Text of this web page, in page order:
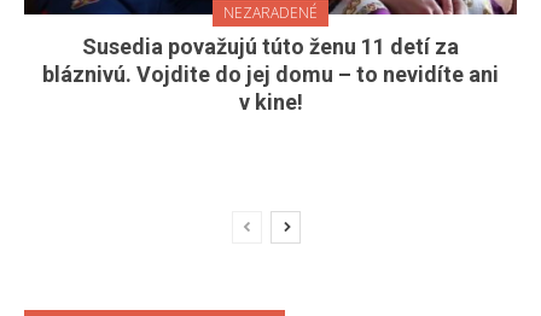
NEZARADENÉ
Susedia považujú túto ženu 11 detí za
bláznivú. Vojdite do jej domu – to nevidíte ani
v kine!